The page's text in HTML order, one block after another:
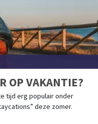
OP VAKANTIE?
tijd erg populair onder
deze zomer.